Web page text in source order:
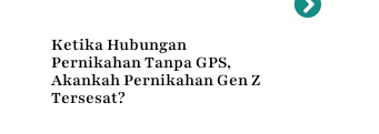
Ketika Hubungan
Pernikahan Tanpa GPS,
Akankah Pernikahan Gen Z
Tersesat?